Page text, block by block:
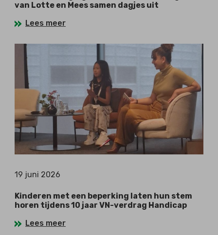
van Lotte en Mees samen dagjes uit
Lees meer
19 juni 2026
Kinderen met een beperking laten hun stem
horen tijdens 10 jaar VN-verdrag Handicap
Lees meer